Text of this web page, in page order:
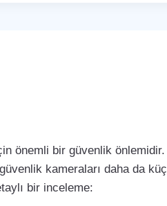
önemli bir güvenlik
kameraları daha da
bir inceleme: